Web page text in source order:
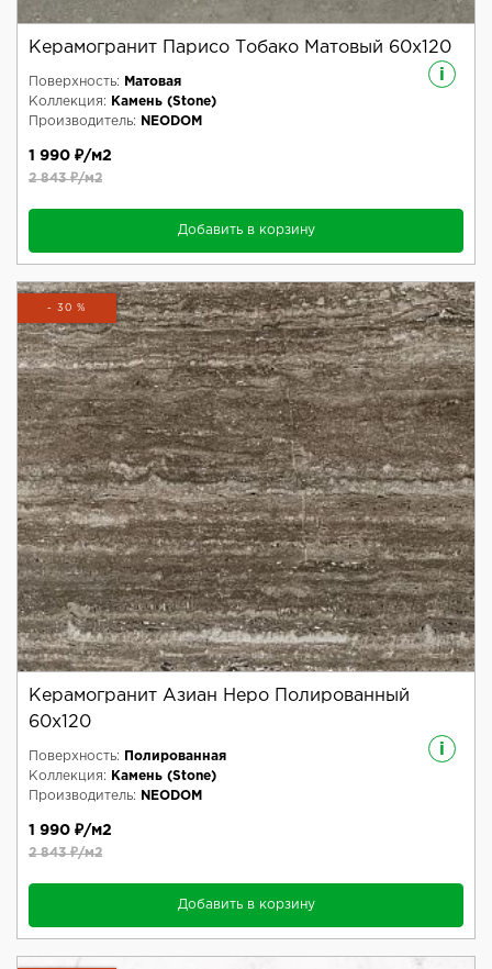
Керамогранит Парисо Тобако Матовый 60x120
i
Поверхность:
Матовая
Коллекция:
Камень (Stone)
Производитель:
NEODOM
1 990 ₽/м2
2 843 ₽/м2
Добавить в корзину
- 30 %
Керамогранит Азиан Неро Полированный
60x120
i
Поверхность:
Полированная
Коллекция:
Камень (Stone)
Производитель:
NEODOM
1 990 ₽/м2
2 843 ₽/м2
Добавить в корзину